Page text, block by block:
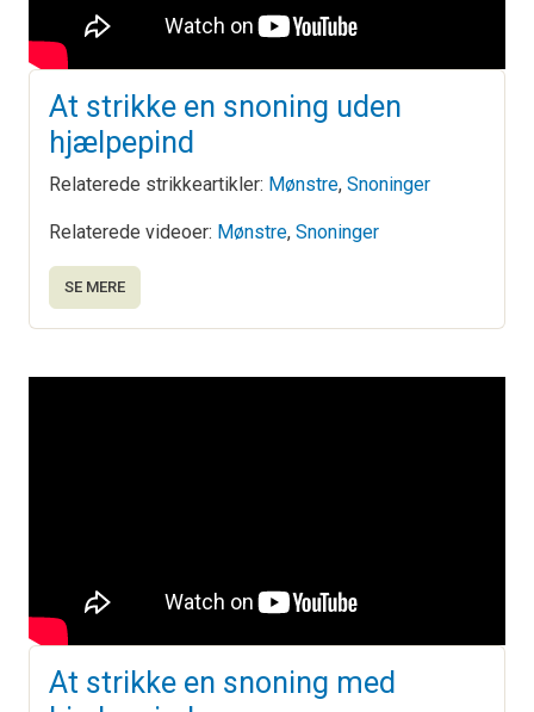
At strikke en snoning uden
hjælpepind
Relaterede strikkeartikler: Mønstre, Snoninger
Relaterede videoer: Mønstre, Snoninger
SE MERE
At strikke en snoning med